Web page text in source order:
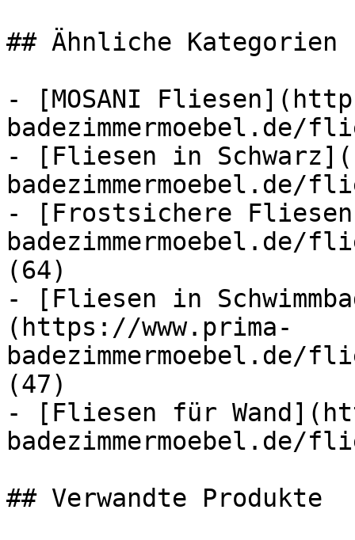
## Ähnliche Kategorien
- [MOSANI
badezimmermoebel.de/
- [Fliesen in
badezimmermoebel.de/
- [Frostsichere
(64)
- [Fliesen in
(https://www.prima-
badezimmermoebel.de/
(47)
- [Fliesen für
badezimmermoebel.de/
## Verwandte Produkte